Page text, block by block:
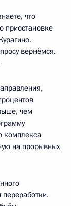
что
приостановке
вернёмся.
чем
комплекса
на прорывных
переработки.